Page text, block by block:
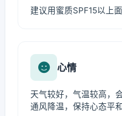
建议用蜜质SPF15以上
心情
天气较好，气温较高，
通风降温，保持心态平